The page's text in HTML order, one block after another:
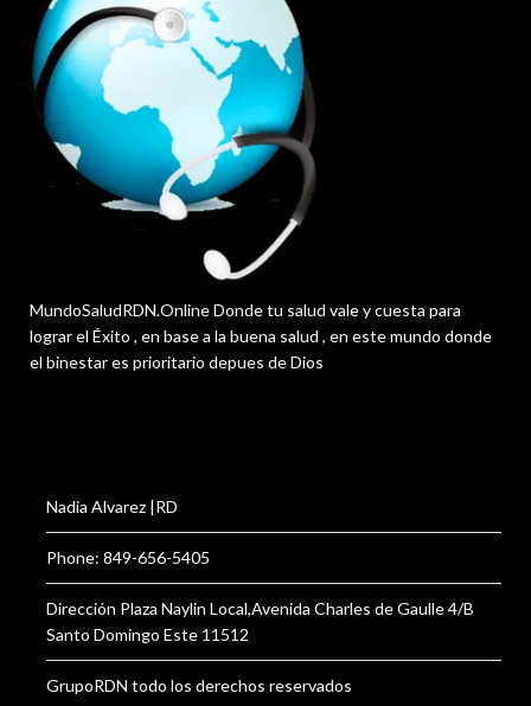
MundoSaludRDN.Online Donde tu salud vale y cuesta para
lograr el Éxito , en base a la buena salud , en este mundo donde
el binestar es prioritario depues de Dios
Nadia Alvarez |RD
Phone: 849-656-5405
Dirección Plaza Naylin Local,Avenida Charles de Gaulle 4/B
Santo Domingo Este 11512
GrupoRDN todo los derechos reservados